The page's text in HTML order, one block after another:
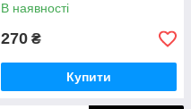
В наявності
270 ₴
Купити